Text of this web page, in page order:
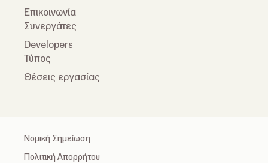
Επικοινωνία
Συνεργάτες
Developers
Τύπος
Θέσεις εργασίας
Νομική Σημείωση
Πολιτική Απορρήτου